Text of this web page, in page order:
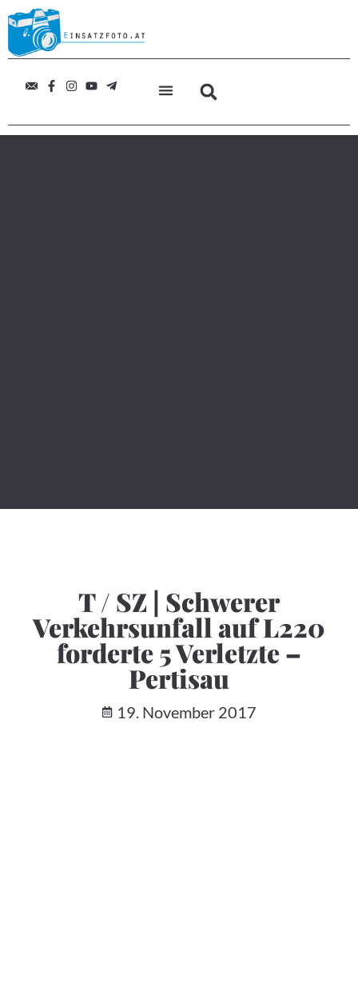
T / SZ | Schwerer
Verkehrsunfall auf L220
forderte 5 Verletzte –
Pertisau
19. November 2017